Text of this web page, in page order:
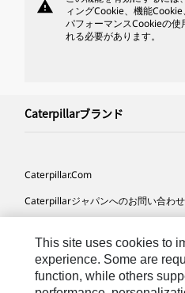
warning
ィングCookie、機能
パフォーマンスCookieの使
れる必要があります。
Caterpillarブランド
Caterpillar.com
Caterpillarジャパンへのお問い合わ
サイト･マップ
Cookie Settings
This site uses cookies to
experience. Some are
function, while others